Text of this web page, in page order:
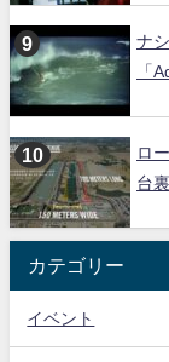
ナ
「
ロ
台
カテゴリー
イベント